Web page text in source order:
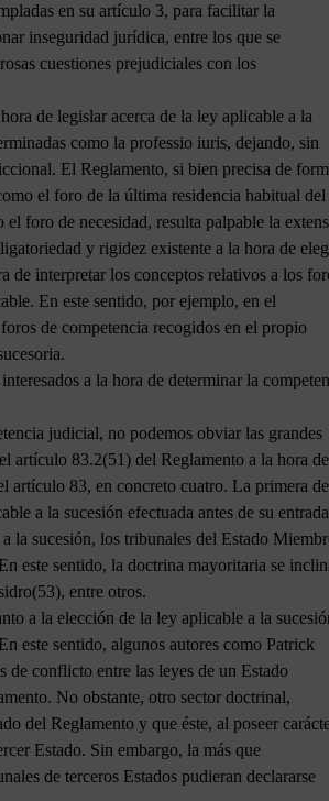
en su artículo 3, para facilitar la
inseguridad jurídica, entre los que se
cuestiones prejudiciales con los
de legislar acerca de la ley aplicable a la
como la professio iuris, dejando, sin
El Reglamento, si bien precisa de
el foro de la última residencia habitual del
foro de necesidad, resulta palpable la
y rigidez existente a la hora de
de interpretar los conceptos relativos a los
En este sentido, por ejemplo, en el
de competencia recogidos en el propio
a la hora de determinar la
judicial, no podemos obviar las grandes
artículo 83.2(51) del Reglamento a la hora de
artículo 83, en concreto cuatro. La primera de
a la sucesión efectuada antes de su
la sucesión, los tribunales del Estado
este sentido, la doctrina mayoritaria se
entre otros.
a la elección de la ley aplicable a la
este sentido, algunos autores como Patrick
de conflicto entre las leyes de un Estado
No obstante, otro sector doctrinal,
del Reglamento y que éste, al poseer
Estado. Sin embargo, la más que
de terceros Estados pudieran declararse